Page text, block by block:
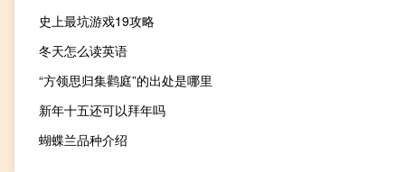
史上最坑游戏19攻略
冬天怎么读英语
“方领思归集鹳庭”的出处是哪里
新年十五还可以拜年吗
蝴蝶兰品种介绍